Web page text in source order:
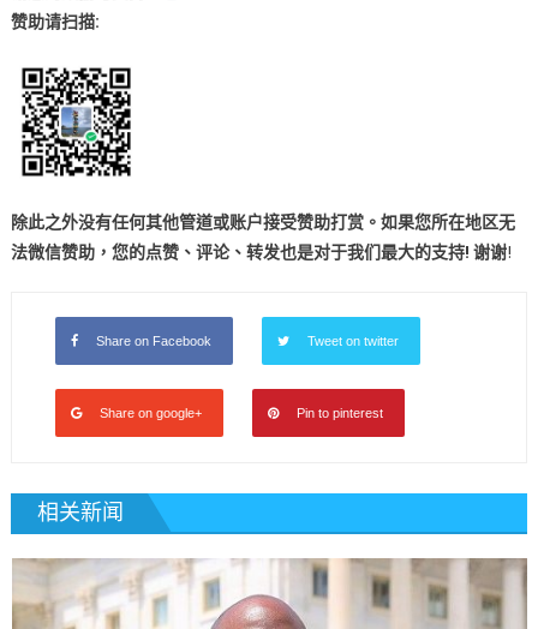
赞助请扫描:
除此之外没有任何其他管道或账户接受赞助打赏。如果您所在地区无
法微信赞助，您的点赞、评论、转发也是对于我们最大的支持! 谢谢!
Share on Facebook Tweet on twitter
Share on google+ Pin to pinterest
相关新闻